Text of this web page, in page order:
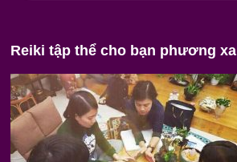
Reiki tập thể cho bạn phương xa